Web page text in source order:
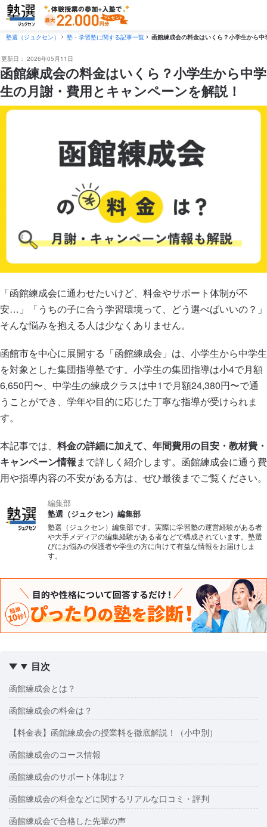
塾選（ジュクセン） 塾・学習塾に関する記事一覧 函館練成会の料金はいくら？小学生から
更新日： 2026年05月11日
函館練成会の料金はいくら？小学生から中学
生の月謝・費用とキャンペーンを解説！
「函館練成会に通わせたいけど、料金やサポート体制が不
安…」「うちの子に合う学習環境って、どう選べばいいの？」
そんな悩みを抱える人は少なくありません。
函館市を中心に展開する「函館練成会」は、小学生から中学生
を対象とした集団指導塾です。小学生の集団指導は小4で月額
6,650円〜、中学生の練成クラスは中1で月額24,380円〜で通
うことができ、学年や目的に応じた丁寧な指導が受けられま
す。
本記事では、 料金の詳細に加えて、年間費用の目安・教材費・
キャンペーン情報まで詳しく紹介します。函館練成会に通う費
用や指導内容の不安がある方は、ぜひ最後までご覧ください。
編集部
塾選（ジュクセン）編集部
塾選（ジュクセン）編集部です。実際に学習塾の運営経験がある者
や大手メディアの編集経験がある者などで構成されています。塾選
びにお悩みの保護者や学生の方に向けて有益な情報をお届けしま
す。
目次
函館練成会とは？
函館練成会の料金は？
【料金表】函館練成会の授業料を徹底解説！（小中別）
函館練成会のコース情報
函館練成会のサポート体制は？
函館練成会の料金などに関するリアルな口コミ・評判
函館練成会で合格した先輩の声